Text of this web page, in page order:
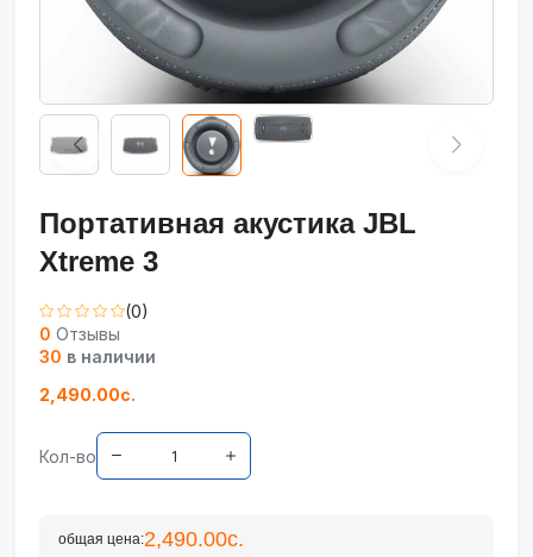
Портативная акустика JBL
Xtreme 3
(0)
0 Отзывы
30 в наличии
2,490.00с.
Кол-во
общая цена:2,490.00с.